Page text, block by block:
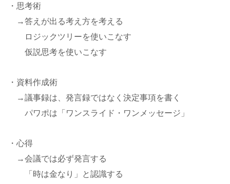
・思考術
→答えが出る考え方を考える
ロジックツリーを使いこなす
仮説思考を使いこなす
・資料作成術
→議事録は、発言録ではなく決定事項を書く
パワポは「ワンスライド・ワンメッセージ」
・心得
→会議では必ず発言する
「時は金なり」と認識する